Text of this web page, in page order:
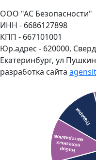
ООО "АС Безопасности"
ИНН - 6686127898
КПП - 667101001
Юр.адрес - 620000,
Екатеринбург, ул
разработка сайта